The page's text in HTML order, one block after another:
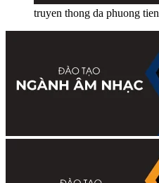
truyen thong da phuong tien